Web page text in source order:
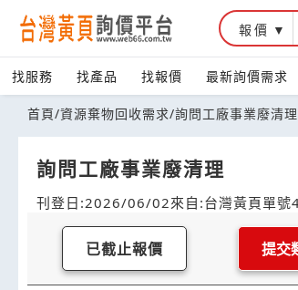
報價
找服務 找產品 找報價 最新詢價需求
首頁/資源棄物回收需求/詢問工廠事業廢清理
詢問工廠事業廢清理
刊登日:2026/06/02來自:台灣黃頁單號
已截止報價 提交